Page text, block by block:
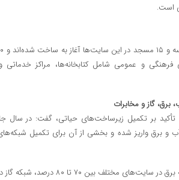
است.
و عمومی شامل کتابخانه‌ها، مراکز خدماتی و
گاز و مخابرات
و برق واریز شده و بخشی از آن برای تکمیل
زنجیرانی افزود: پیشرفت شبکه برق در